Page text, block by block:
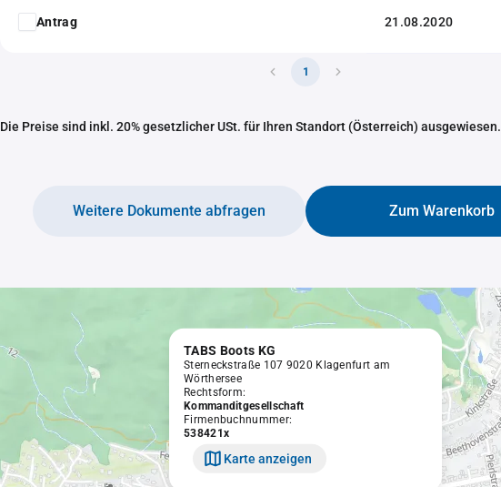
Antrag 21.08.2020
1
Die Preise sind inkl. 20% gesetzlicher USt. für Ihren Standort (Österreich) ausgewiesen.
Zum Warenkorb
Weitere Dokumente abfragen
TABS Boots KG
Sterneckstraße 107 9020 Klagenfurt am
Wörthersee
Rechtsform:
Kommanditgesellschaft
Firmenbuchnummer:
538421x
Karte anzeigen